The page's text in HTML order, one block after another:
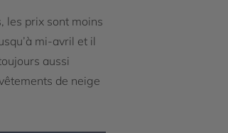
les prix sont moins
mi-avril et il
aussi
de neige